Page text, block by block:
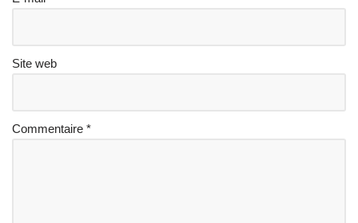
Site web
Commentaire *